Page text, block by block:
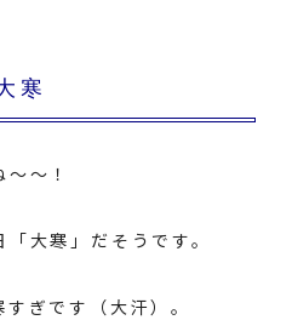
寒
～！
大寒」だそうです。
ぎです（大汗）。